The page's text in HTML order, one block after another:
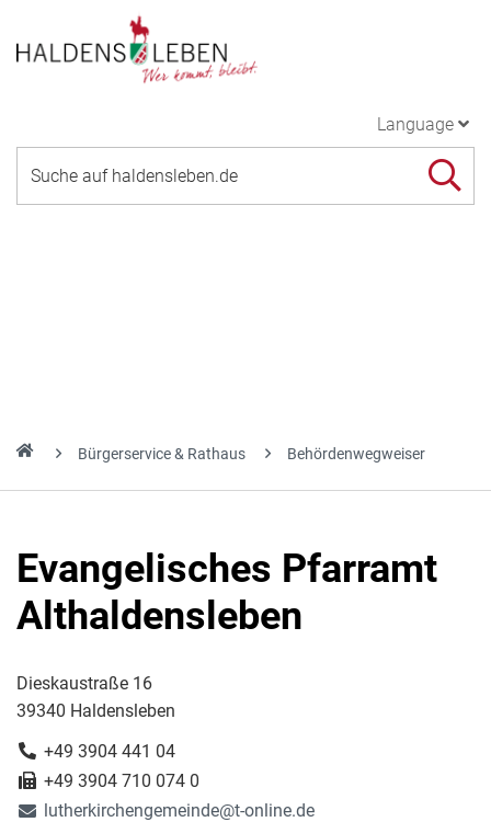
Language
Bürgerservice & Rathaus Behördenwegweiser
Evangelisches Pfarramt
Althaldensleben
Dieskaustraße 16
39340 Haldensleben
+49 3904 441 04
+49 3904 710 074 0
lutherkirchengemeinde@t-online.de